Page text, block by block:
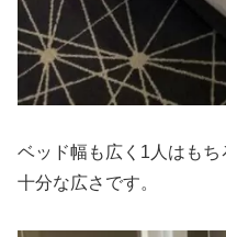
ベッド幅も広く1人はも
十分な広さです。